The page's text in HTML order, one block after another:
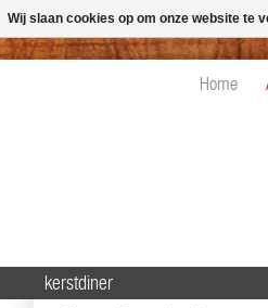
Home
kerstdiner
Wij slaan cookies op om onze website te